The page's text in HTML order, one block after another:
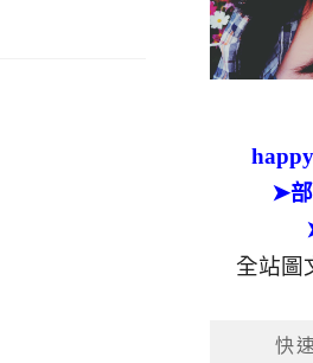
➤
全站圖
快